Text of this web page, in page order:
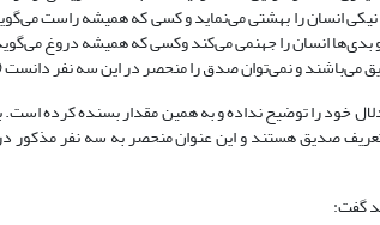
انسان را بهشتی می‌نماید و کسی که همیشه راست
انسان را جهنمی می‌کند وکسی که همیشه دروغ می‌گوید و
می‌باشند و نمی‌توان صدق را منحصر در این سه نفر دانست (ابن
صدیق هستند و این عنوان منحصر به سه نفر مذکور
گفت: